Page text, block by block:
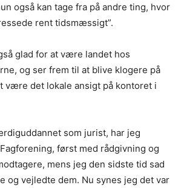
også kan tage fra på andre ting, hvor
rent tidsmæssigt”.
glad for at være landet hos
og ser frem til at blive klogere på
være det lokale ansigt på kontoret i
som jurist, har jeg
først med rådgivning og
mens jeg den sidste tid sad
og vejledte dem. Nu synes jeg det var